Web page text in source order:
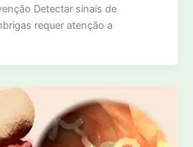
Detectar sinais de
requer atenção a